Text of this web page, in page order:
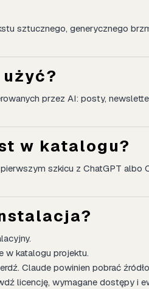
sztucznego, generycznego
przez AI: posty,
w katalogu?
szkicu z ChatGPT albo
w katalogu projektu.
Claude powinien pobrać
licencję, wymagane dostępy i